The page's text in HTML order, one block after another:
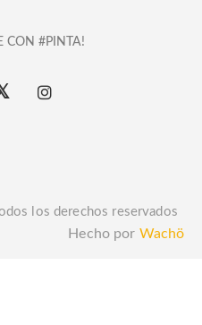
CON #PINTA!
los derechos reservados
Hecho por Wachö